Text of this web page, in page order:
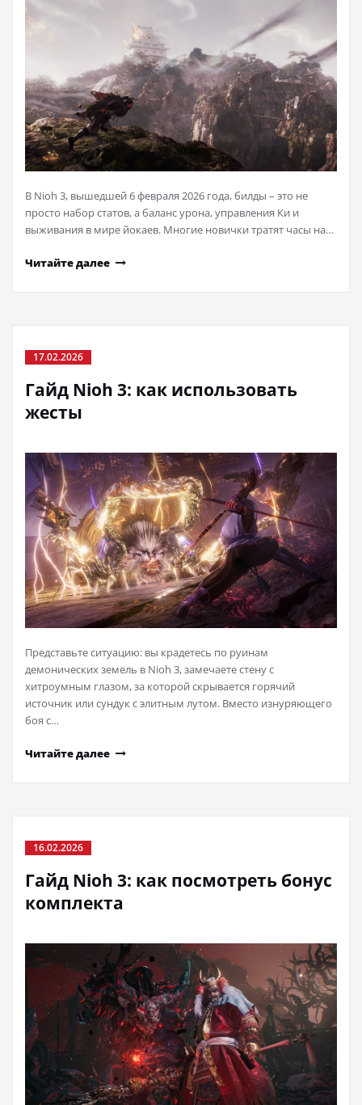
В Nioh 3, вышедшей 6 февраля 2026 года, билды – это не
просто набор статов, а баланс урона, управления Ки и
выживания в мире йокаев. Многие новички тратят часы на…
Читайте далее
17.02.2026
Гайд Nioh 3: как использовать
жесты
Представьте ситуацию: вы крадетесь по руинам
демонических земель в Nioh 3, замечаете стену с
хитроумным глазом, за которой скрывается горячий
источник или сундук с элитным лутом. Вместо изнуряющего
боя с…
Читайте далее
16.02.2026
Гайд Nioh 3: как посмотреть бонус
комплекта